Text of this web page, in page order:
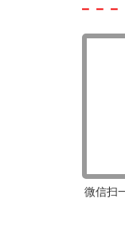
－－
微信扫